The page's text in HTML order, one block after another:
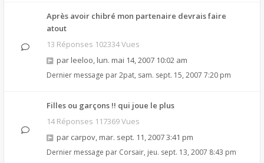
Après avoir chibré mon partenaire devrais faire
atout
13 Réponses 102334 Vues
par leeloo, lun. mai 14, 2007 10:02 am
Dernier message par2pat, sam. sept. 15, 2007 7:20 pm
Filles ou garçons !! qui joue le plus
14 Réponses 117369 Vues
par carpov, mar. sept. 11, 2007 3:41 pm
Dernier message par Corsair, jeu. sept. 13, 2007 8:43 pm